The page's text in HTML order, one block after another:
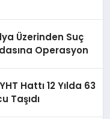
Üzerinden Suç
Operasyon
Hattı 12 Yılda 63
Taşıdı